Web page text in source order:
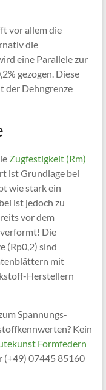
vor allem die
die
eine Parallele zur
gezogen. Diese
der Dehngrenze
Zugfestigkeit (Rm)
ist Grundlage bei
wie stark ein
ist jedoch zu
vor dem
Die
(Rp0,2) sind
mit
Herstellern
Spannungs-
Kein
Formfedern
(+49) 07445 85160